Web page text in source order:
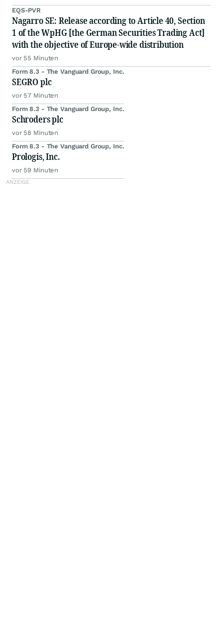
EQS-PVR
Nagarro SE: Release according to Article 40, Section
1 of the WpHG [the German Securities Trading Act]
with the objective of Europe-wide distribution
vor 55 Minuten
Form 8.3 - The Vanguard Group, Inc.
SEGRO plc
vor 57 Minuten
Form 8.3 - The Vanguard Group, Inc.
Schroders plc
vor 58 Minuten
Form 8.3 - The Vanguard Group, Inc.
Prologis, Inc.
vor 59 Minuten